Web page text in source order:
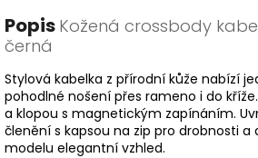
Popis Kožená crossbody
černá
Stylová kabelka z přírodní kůže nabízí
pohodlné nošení přes rameno i do
a klopou s magnetickým zapínáním.
členění s kapsou na zip pro drobnosti
modelu elegantní vzhled.